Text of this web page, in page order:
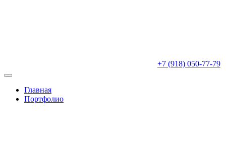
+7 (918) 050-77-79
Главная
Портфолио